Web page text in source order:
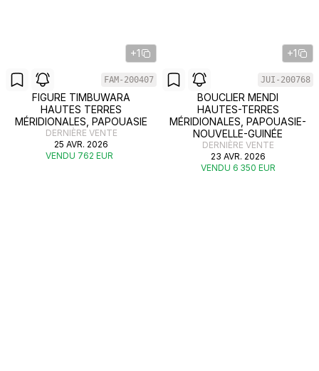
+1
FAM-200407
FIGURE TIMBUWARA
HAUTES TERRES
MÉRIDIONALES, PAPOUASIE
DERNIÈRE VENTE
25 AVR. 2026
VENDU 762 EUR
+1
JUI-200768
BOUCLIER MENDI
HAUTES-TERRES
MÉRIDIONALES, PAPOUASIE-
NOUVELLE-GUINÉE
DERNIÈRE VENTE
23 AVR. 2026
VENDU 6 350 EUR